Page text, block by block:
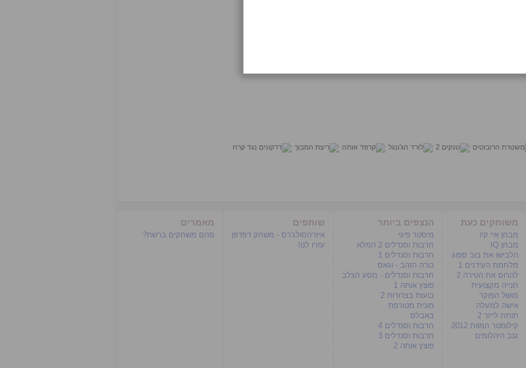
משוחקים כעת
מבחן איי קיו
מבחן IQ
הלבישו את בוב ספוג
מלחמת העידנים 1
להרוס את הטירה 2
חנייה מקצועית
מושל הפוקר
אישה למעלה
תותח לייזר 2
קילומטר המוות 2012
גנב היהלומים
הנצפים ביותר
מיסטר פיגי
חרבות וסנדלים 2 המלא
חרבות וסנדלים 1
כורה הזהב - וגאס
חרבות וסנדלים - מסע הצלב
פוצץ אותה 1
בועות בצרורות 2
מונית מטורפת
באבלס
חרבות וסנדלים 4
חרבות וסנדלים 3
פוצץ אותה 2
שותפים
איזרהסולג'רס - משחק דפדפן
עזרו לנו!
מאמרים
מהם משחקים ברשת?